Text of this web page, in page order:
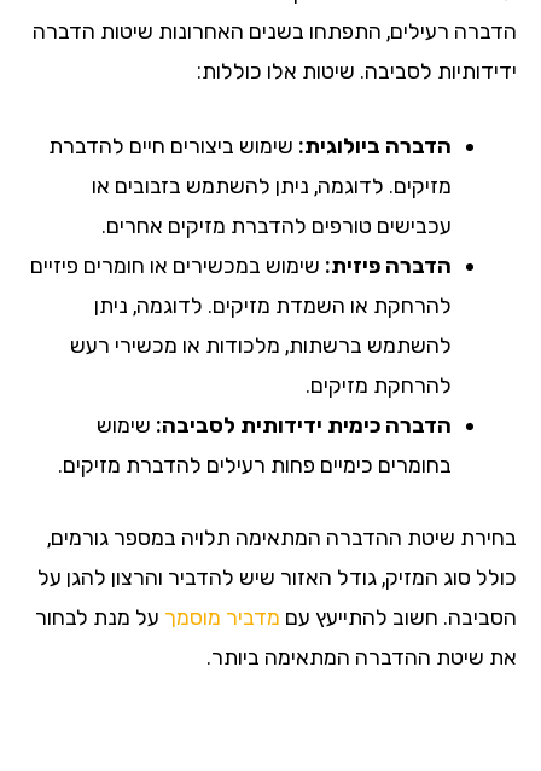
הדברה רעילים, התפתחו בשנים האחרונות שיטות הדברה
ידידותיות לסביבה. שיטות אלו כוללות:
הדברה ביולוגית: שימוש ביצורים חיים להדברת
מזיקים. לדוגמה, ניתן להשתמש בזבובים או
עכבישים טורפים להדברת מזיקים אחרים.
הדברה פיזית: שימוש במכשירים או חומרים פיזיים
להרחקת או השמדת מזיקים. לדוגמה, ניתן
להשתמש ברשתות, מלכודות או מכשירי רעש
להרחקת מזיקים.
הדברה כימית ידידותית לסביבה: שימוש
בחומרים כימיים פחות רעילים להדברת מזיקים.
בחירת שיטת ההדברה המתאימה תלויה במספר גורמים,
כולל סוג המזיק, גודל האזור שיש להדביר והרצון להגן על
הסביבה. חשוב להתייעץ עם מדביר מוסמך על מנת לבחור
את שיטת ההדברה המתאימה ביותר.